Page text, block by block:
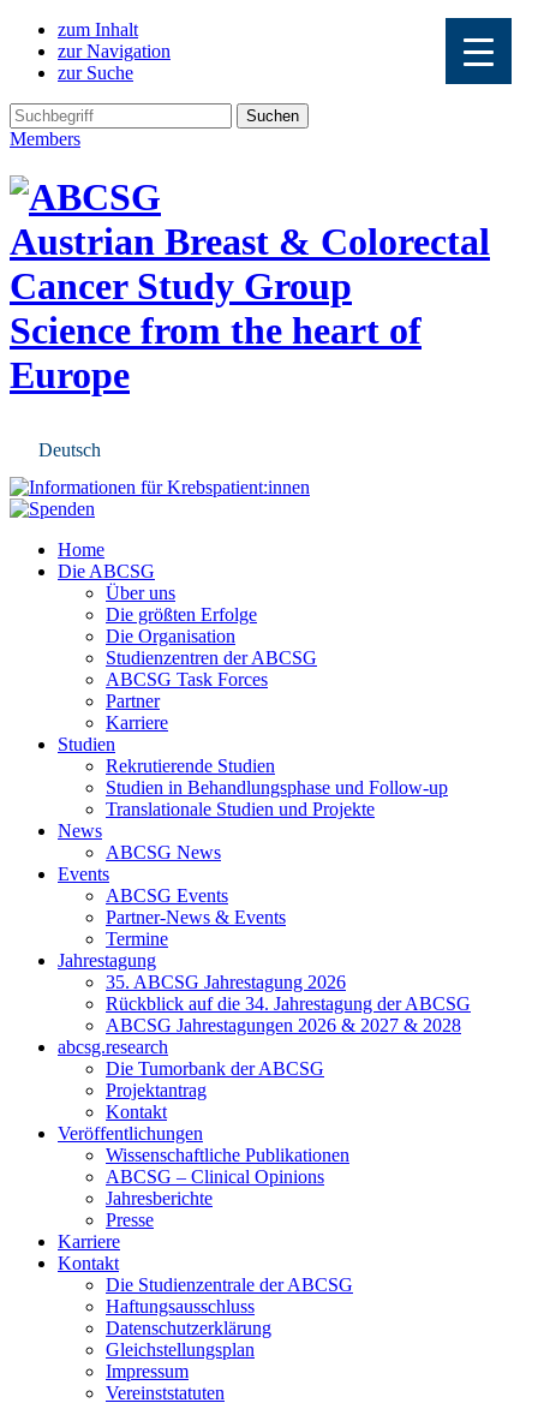
zum Inhalt
zur Navigation
zur Suche
Members
Austrian Breast & Colorectal
Cancer Study Group
Science from the heart of
Europe
Deutsch
Home
Die ABCSG
Über uns
Die größten Erfolge
Die Organisation
Studienzentren der ABCSG
ABCSG Task Forces
Partner
Karriere
Studien
Rekrutierende Studien
Studien in Behandlungsphase und Follow-up
Translationale Studien und Projekte
News
ABCSG News
Events
ABCSG Events
Partner-News & Events
Termine
Jahrestagung
35. ABCSG Jahrestagung 2026
Rückblick auf die 34. Jahrestagung der ABCSG
ABCSG Jahrestagungen 2026 & 2027 & 2028
abcsg.research
Die Tumorbank der ABCSG
Projektantrag
Kontakt
Veröffentlichungen
Wissenschaftliche Publikationen
ABCSG – Clinical Opinions
Jahresberichte
Presse
Karriere
Kontakt
Die Studienzentrale der ABCSG
Haftungsausschluss
Datenschutzerklärung
Gleichstellungsplan
Impressum
Vereinststatuten